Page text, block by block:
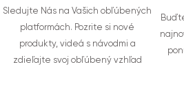
Sledujte Nás na Vašich obľúbených
platformách. Pozrite si nové
produkty, videá s návodmi a
zdieľajte svoj obľúbený vzhľad